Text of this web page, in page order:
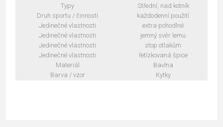
Typy
Střední, nad kotník
Druh sportu / činnosti
každodenní použití
Jedinečné vlastnosti
extra pohodlné
Jedinečné vlastnosti
jemný svěr lemu
Jedinečné vlastnosti
stop otlakům
Jedinečné vlastnosti
řetízkovaná špice
Materiál
Bavlna
Barva / vzor
Kytky